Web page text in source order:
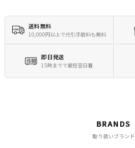
送料無料
10,000円以上で代引手数料も無料
即日発送
15時までで最短翌日着
BRANDS
取り扱いブランド